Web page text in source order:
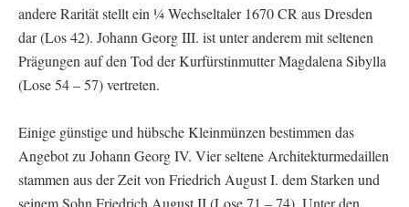
andere Rarität stellt ein ¼ Wechseltaler 1670 CR aus Dresden
dar (Los 42). Johann Georg III. ist unter anderem mit seltenen
Prägungen auf den Tod der Kurfürstinmutter Magdalena Sibylla
(Lose 54 – 57) vertreten.
Einige günstige und hübsche Kleinmünzen bestimmen das
Angebot zu Johann Georg IV. Vier seltene Architekturmedaillen
stammen aus der Zeit von Friedrich August I. dem Starken und
seinem Sohn Friedrich August II (Lose 71 – 74). Unter den